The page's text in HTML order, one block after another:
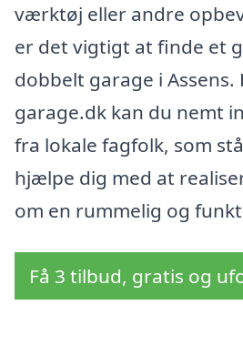
værktøj eller andre
er det vigtigt at finde et
dobbelt garage i Assens.
garage.dk kan du nemt
fra lokale fagfolk, som
hjælpe dig med at
om en rummelig og
Få 3 tilbud, gratis og